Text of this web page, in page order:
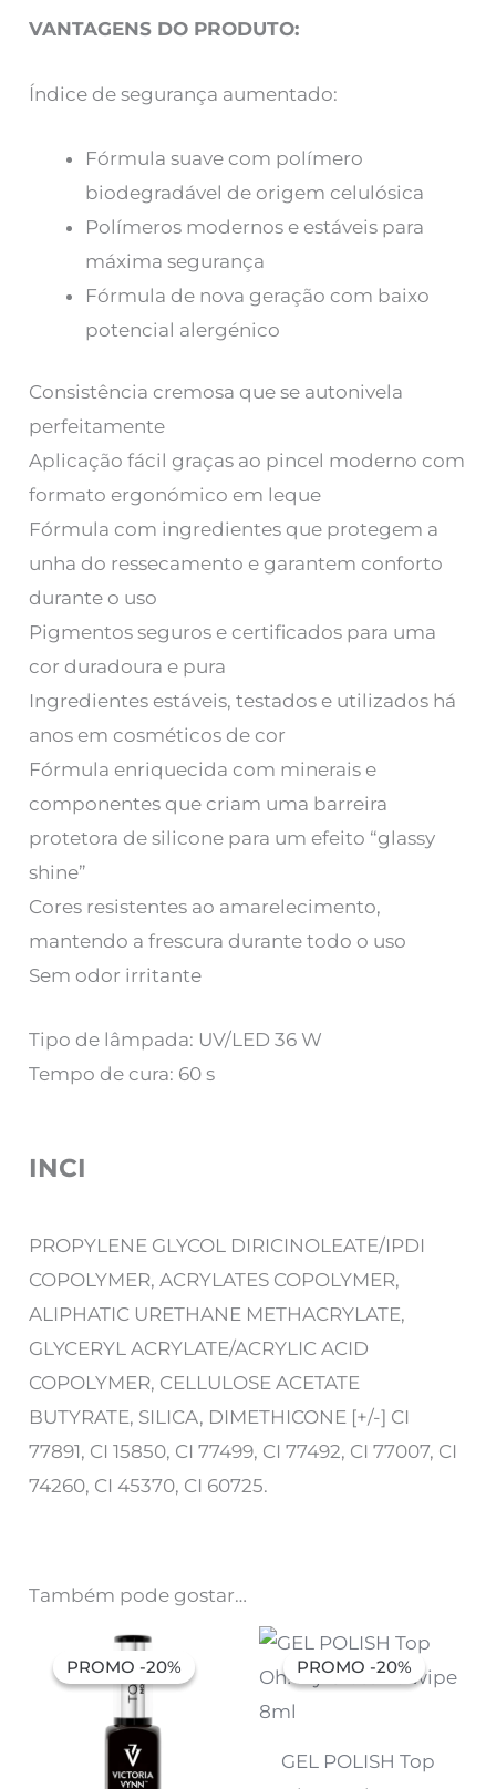
VANTAGENS DO PRODUTO:
Índice de segurança aumentado:
Fórmula suave com polímero
biodegradável de origem celulósica
Polímeros modernos e estáveis para
máxima segurança
Fórmula de nova geração com baixo
potencial alergénico
Consistência cremosa que se autonivela
perfeitamente
Aplicação fácil graças ao pincel moderno com
formato ergonómico em leque
Fórmula com ingredientes que protegem a
unha do ressecamento e garantem conforto
durante o uso
Pigmentos seguros e certificados para uma
cor duradoura e pura
Ingredientes estáveis, testados e utilizados há
anos em cosméticos de cor
Fórmula enriquecida com minerais e
componentes que criam uma barreira
protetora de silicone para um efeito “glassy
shine”
Cores resistentes ao amarelecimento,
mantendo a frescura durante todo o uso
Sem odor irritante
Tipo de lâmpada: UV/LED 36 W
Tempo de cura: 60 s
INCI
PROPYLENE GLYCOL DIRICINOLEATE/IPDI
COPOLYMER, ACRYLATES COPOLYMER,
ALIPHATIC URETHANE METHACRYLATE,
GLYCERYL ACRYLATE/ACRYLIC ACID
COPOLYMER, CELLULOSE ACETATE
BUTYRATE, SILICA, DIMETHICONE [+/-] CI
77891, CI 15850, CI 77499, CI 77492, CI 77007, CI
74260, CI 45370, CI 60725.
Também pode gostar…
PROMO -20%
PROMO -20%
preço
original
O
preço
atual
5,85 €.
PROMO -20%
PROMO -20%
GEL POLISH Top
O
preço
original
era:
6,91 €.
O
preço
atual